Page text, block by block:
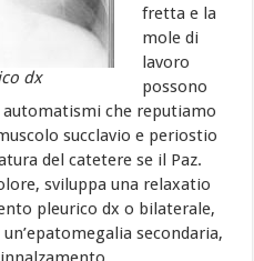
dx
fretta e la
mole di
lavoro
possono
automatismi che reputiamo
succlavio e periostio
del catetere se il Paz.
sviluppa una relaxatio
pleurico dx o bilaterale,
secondaria,